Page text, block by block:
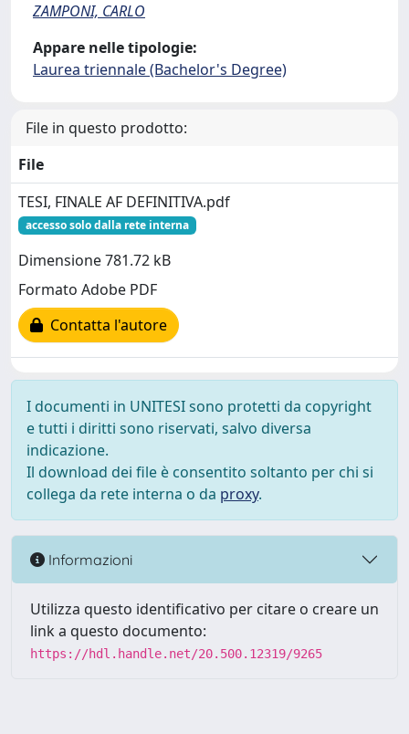
ZAMPONI, CARLO
Appare nelle tipologie:
Laurea triennale (Bachelor's Degree)
File in questo prodotto:
File
TESI, FINALE AF DEFINITIVA.pdf
accesso solo dalla rete interna
Dimensione 781.72 kB
Formato Adobe PDF
Contatta l'autore
I documenti in UNITESI sono protetti da copyright
e tutti i diritti sono riservati, salvo diversa
indicazione.
Il download dei file è consentito soltanto per chi si
collega da rete interna o da proxy.
Informazioni
Utilizza questo identificativo per citare o creare un
link a questo documento:
https://hdl.handle.net/20.500.12319/9265